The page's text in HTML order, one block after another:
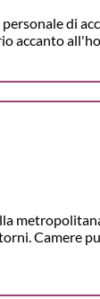
di
accanto
Camere